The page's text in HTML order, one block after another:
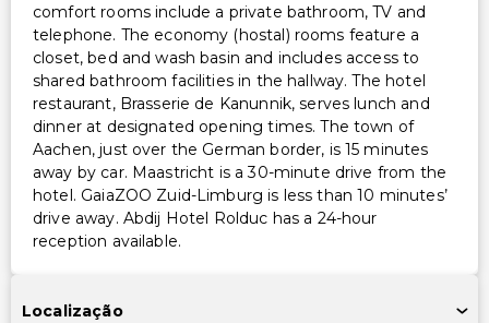
comfort rooms include a private bathroom, TV and
telephone. The economy (hostal) rooms feature a
closet, bed and wash basin and includes access to
shared bathroom facilities in the hallway. The hotel
restaurant, Brasserie de Kanunnik, serves lunch and
dinner at designated opening times. The town of
Aachen, just over the German border, is 15 minutes
away by car. Maastricht is a 30-minute drive from the
hotel. GaiaZOO Zuid-Limburg is less than 10 minutes’
drive away. Abdij Hotel Rolduc has a 24-hour
reception available.
Localização